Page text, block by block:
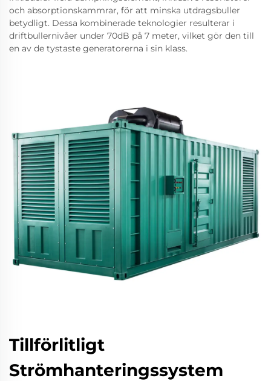
och absorptionskammrar, för att minska utdragsbuller
betydligt. Dessa kombinerade teknologier resulterar i
driftbullernivåer under 70dB på 7 meter, vilket gör den till
en av de tystaste generatorerna i sin klass.
Tillförlitligt
Strömhanteringssystem